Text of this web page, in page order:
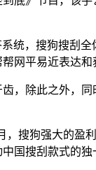
，搜狗搜刮全
网平易近表达和
除此之外，
狗强大的盈
国搜刮款式的独